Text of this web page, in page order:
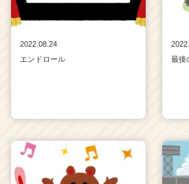
2022.08.24
エンドロール
最後